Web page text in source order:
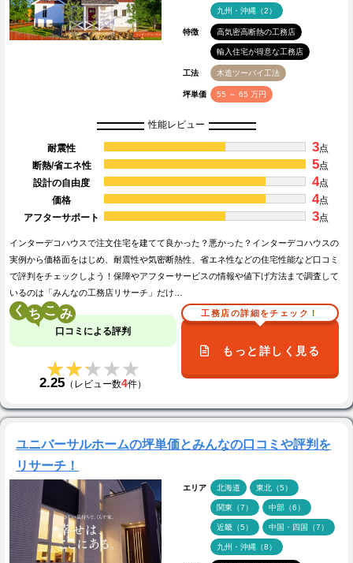
九州・沖縄（2）
特徴 高気密高断熱の工務店
輸入住宅が得意な工務店
工法 木造ツーバイ工法
坪単価 55 ～ 65 万円
性能レビュー
耐震性 3点
断熱/省エネ性
5点
設計の自由度
4点
価格
4点
アフターサポート
3点
インターデコハウスで注文住宅を建てて良かった？悪かった？インターデコハウスの
実例から価格面をはじめ、耐震性や気密断熱性、省エネ性などの住宅性能など口コミ
で評判をチェックしよう！保障やアフターサービスの情報や値下げ方法まで調査して
いるのは「みんなの工務店リサーチ」だけ…
く こ
口コミによる評判
★★★★★
★★★★★
2.25 （レビュー数4件）
工務店の詳細をチェック！
もっと詳しく見る
ユニバーサルホームの坪単価とみんなの口コミや評判を
リサーチ！
エリア 北海道 東北（5）
関東（7） 中部（6）
近畿（5） 中国・四国（7）
九州・沖縄（8）